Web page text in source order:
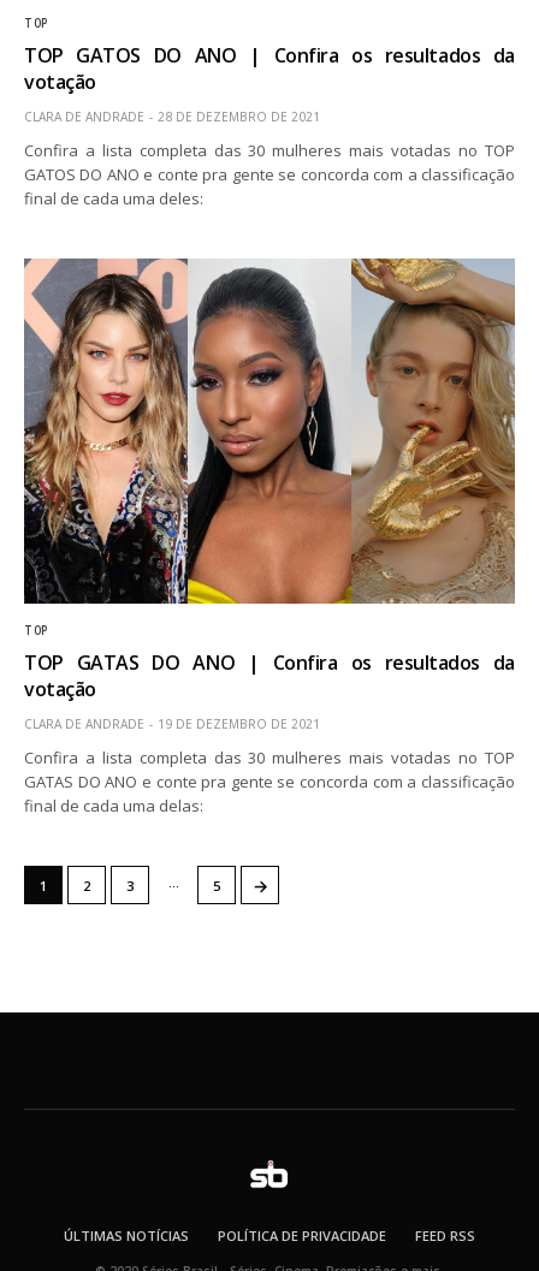
TOP
TOP GATOS DO ANO | Confira os resultados da
votação
CLARA DE ANDRADE 28 DE DEZEMBRO DE 2021
Confira a lista completa das 30 mulheres mais votadas no TOP
GATOS DO ANO e conte pra gente se concorda com a classificação
final de cada uma deles:
TOP
TOP GATAS DO ANO | Confira os resultados da
votação
CLARA DE ANDRADE 19 DE DEZEMBRO DE 2021
Confira a lista completa das 30 mulheres mais votadas no TOP
GATAS DO ANO e conte pra gente se concorda com a classificação
final de cada uma delas:
1 2 3 … 5 →
ÚLTIMAS NOTÍCIAS POLÍTICA DE PRIVACIDADE FEED RSS